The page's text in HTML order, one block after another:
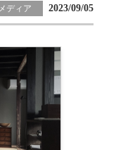
メディア 2023/09/05